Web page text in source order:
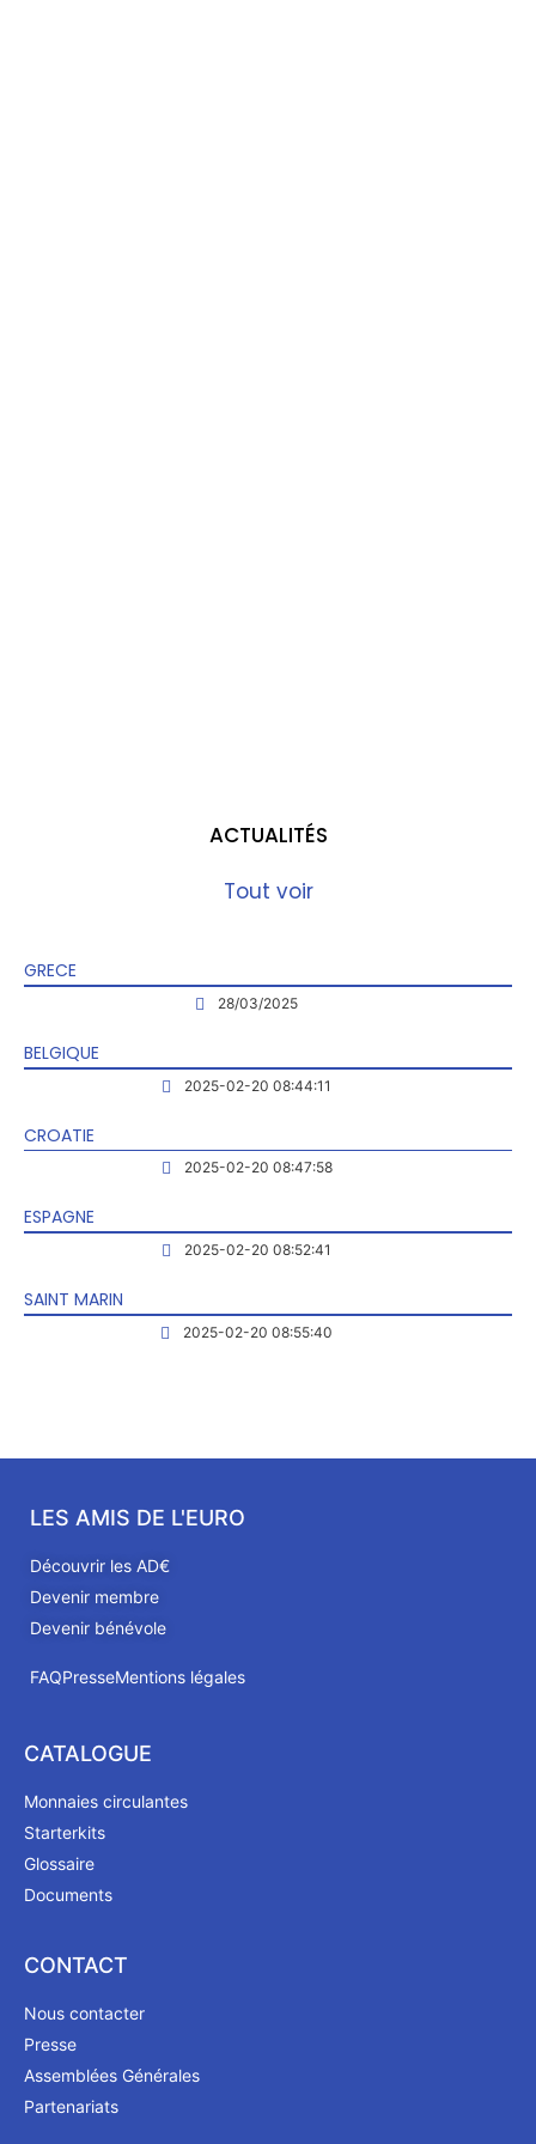
ACTUALITÉS
Tout voir
GRECE
28/03/2025
BELGIQUE
2025-02-20 08:44:11
CROATIE
2025-02-20 08:47:58
ESPAGNE
2025-02-20 08:52:41
SAINT MARIN
2025-02-20 08:55:40
LES AMIS DE L'EURO
Découvrir les AD€
Devenir membre
Devenir bénévole
FAQPresseMentions légales
CATALOGUE
Monnaies circulantes
Starterkits
Glossaire
Documents
CONTACT
Nous contacter
Presse
Assemblées Générales
Partenariats